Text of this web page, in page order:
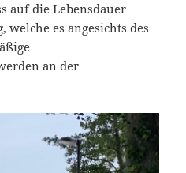
auf die Lebensdauer
welche es angesichts des
an der